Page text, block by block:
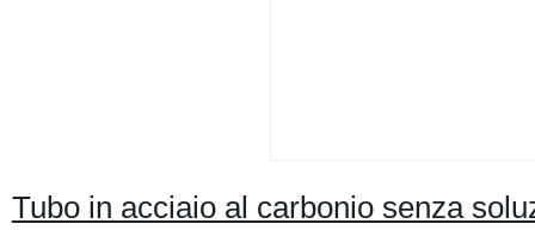
Tubo in acciaio al carbonio senza